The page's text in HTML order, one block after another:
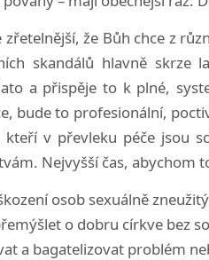
zřetelnější, že Bůh chce z
skandálů hlavně
a přispěje to k plné,
bude to profesionální,
v převleku péče jsou
Nejvyšší čas, abychom
osob sexuálně
o dobru církve bez
a bagatelizovat problém